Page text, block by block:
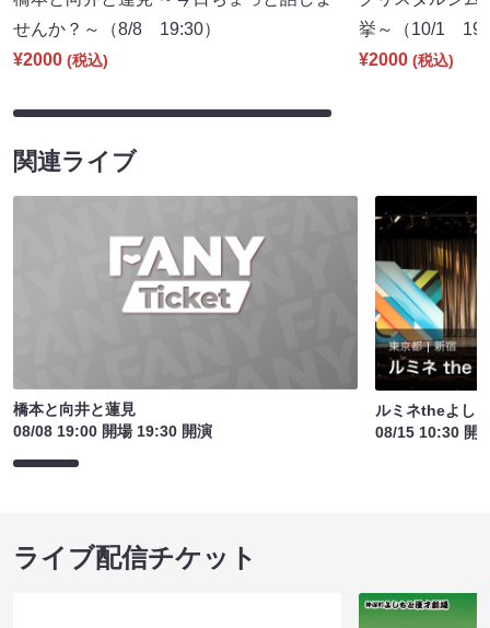
せんか？～（8/8 19:30）
¥2000 (税込)
挙～（10/1
¥2000 (税込)
関連ライブ
橋本と向井と蓮見
08/08 19:00 開場 19:30 開演
ルミネtheよし
08/15 10:30 開
ライブ配信チケット